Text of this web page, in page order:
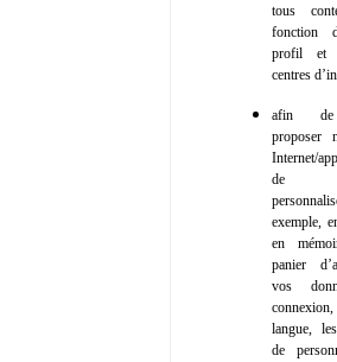
tous
fonction
profil et
centres
afin
proposer
Internet/
de
exemple,
en
panier
vos
langue,
de